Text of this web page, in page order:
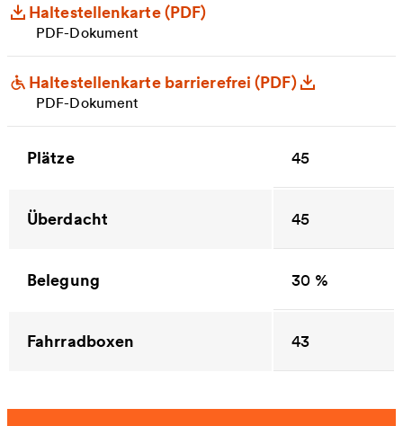
Haltestellenkarte (PDF)
PDF-Dokument
Haltestellenkarte barrierefrei (PDF)
PDF-Dokument
Plätze 45
Überdacht 45
Belegung 30 %
Fahrradboxen 43